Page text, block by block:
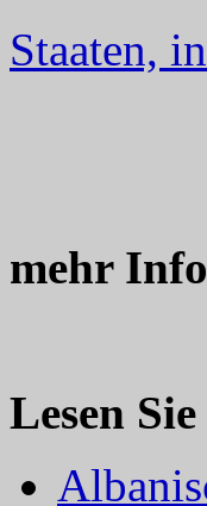
Staaten,
mehr
Lesen